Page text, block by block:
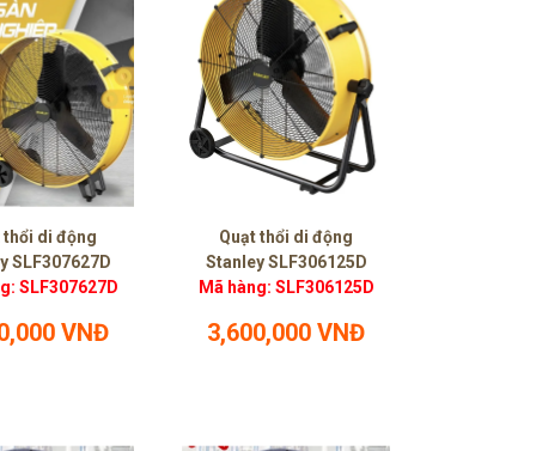
thổi di động
SLF307627D
SLF307627D
VNĐ
Quạt thổi di động
Stanley SLF306125D
Mã hàng: SLF306125D
3,600,000 VNĐ